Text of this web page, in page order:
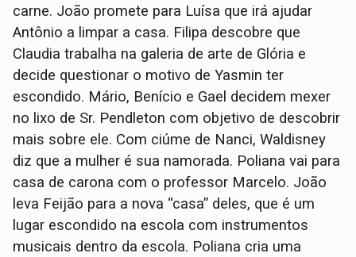
carne. João promete para Luísa que irá ajudar
Antônio a limpar a casa. Filipa descobre que
Claudia trabalha na galeria de arte de Glória e
decide questionar o motivo de Yasmin ter
escondido. Mário, Benício e Gael decidem mexer
no lixo de Sr. Pendleton com objetivo de descobrir
mais sobre ele. Com ciúme de Nanci, Waldisney
diz que a mulher é sua namorada. Poliana vai para
casa de carona com o professor Marcelo. João
leva Feijão para a nova “casa” deles, que é um
lugar escondido na escola com instrumentos
musicais dentro da escola. Poliana cria uma